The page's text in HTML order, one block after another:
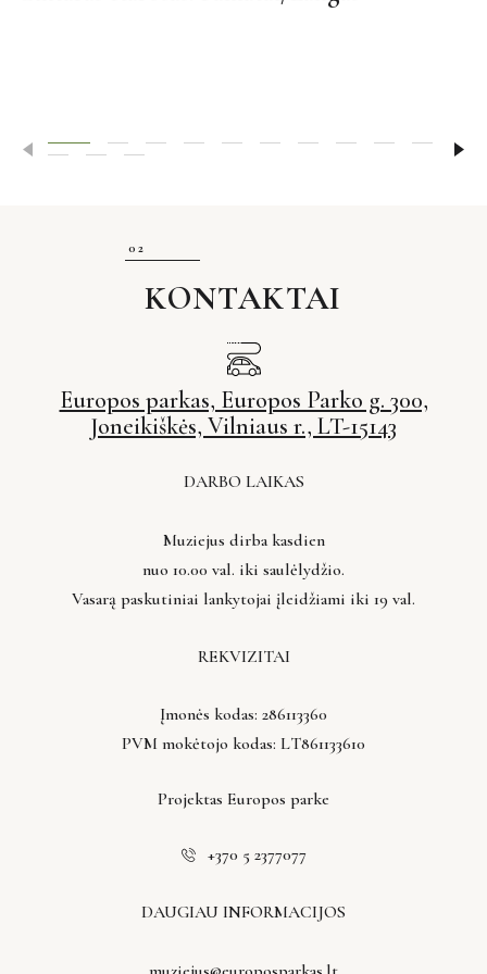
KONTAKTAI
Europos parkas, Europos Parko g. 300,
Joneikiškės, Vilniaus r., LT-15143
DARBO LAIKAS
Muziejus dirba kasdien
nuo 10.00 val. iki saulėlydžio.
Vasarą paskutiniai lankytojai įleidžiami iki 19 val.
REKVIZITAI
Įmonės kodas: 286113360
PVM mokėtojo kodas: LT861133610
Projektas Europos parke
+370 5 2377077
DAUGIAU INFORMACIJOS